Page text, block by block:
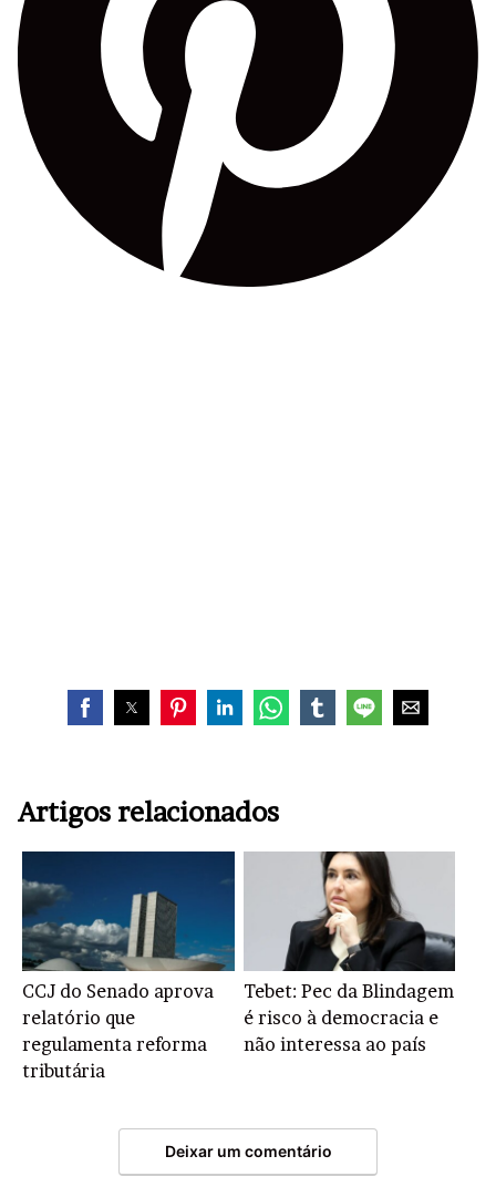
Artigos relacionados
CCJ do Senado aprova
relatório que
regulamenta reforma
tributária
Tebet: Pec da Blindagem
é risco à democracia e
não interessa ao país
Deixar um comentário